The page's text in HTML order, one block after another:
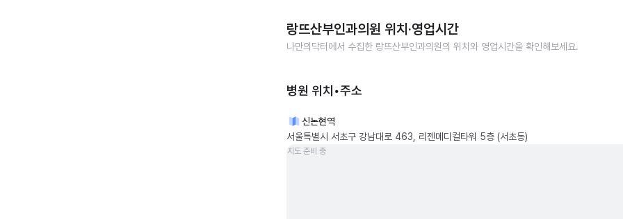
랑뜨산부인과의원 위치·영업시간
나만의닥터에서 수집한 랑뜨산부인과의원의 위치와 영업시간을 확인해보세요.
병원 위치•주소
신논현역
서울특별시 서초구 강남대로 463, 리젠메디컬타워 5층 (서초동)
지도 준비 중